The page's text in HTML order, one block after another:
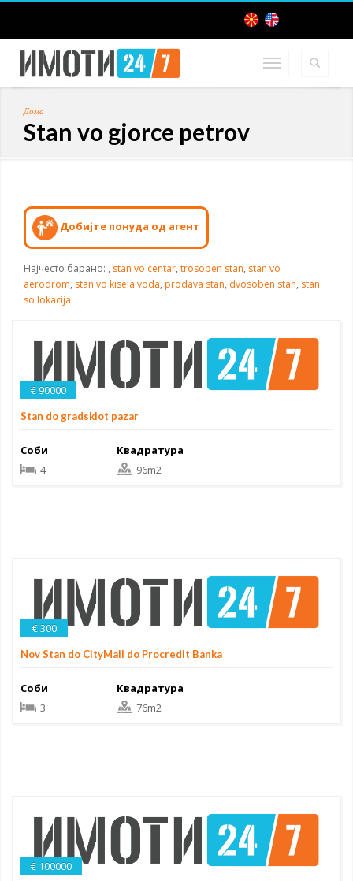
Дома
Stan vo gjorce petrov
Добијте понуда од агент
Најчесто барано: , stan vo centar, trosoben stan, stan vo
aerodrom, stan vo kisela voda, prodava stan, dvosoben stan, stan
so lokacija
€ 90000
Stan do gradskiot pazar
Соби
4
Квадратура
96m2
€ 300
Nov Stan do CityMall do Procredit Banka
Соби
3
Квадратура
76m2
€ 100000